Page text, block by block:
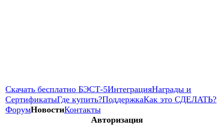
Скачать бесплатно БЭСТ-5ИнтеграцияНаграды и
СертификатыГде купить?ПоддержкаКак это СДЕЛАТЬ?
ФорумНовостиКонтакты
Авторизация